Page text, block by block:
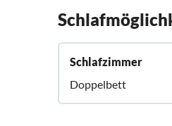
Schlafzimmer
Doppelbett